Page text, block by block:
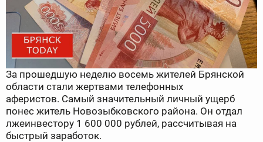
За прошедшую неделю восемь жителей Брянской
области стали жертвами телефонных
аферистов. Самый значительный личный ущерб
понес житель Новозыбковского района. Он отдал
лжеинвестору 1 600 000 рублей, рассчитывая на
быстрый заработок.